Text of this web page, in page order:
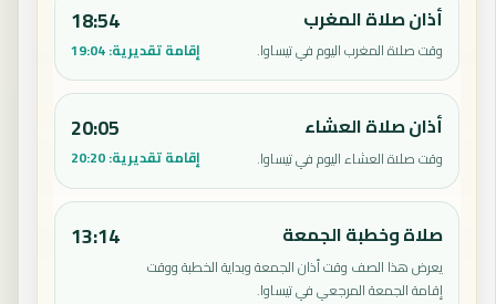
أذان صلاة المغرب
وقت صلاة المغرب اليوم في تيساوا.
18:54
إقامة تقديرية:19:04
أذان صلاة العشاء
وقت صلاة العشاء اليوم في تيساوا.
20:05
إقامة تقديرية:20:20
صلاة وخطبة الجمعة
يعرض هذا الصف وقت أذان الجمعة وبداية الخطبة ووقت
إقامة الجمعة المرجعي في تيساوا.
13:14